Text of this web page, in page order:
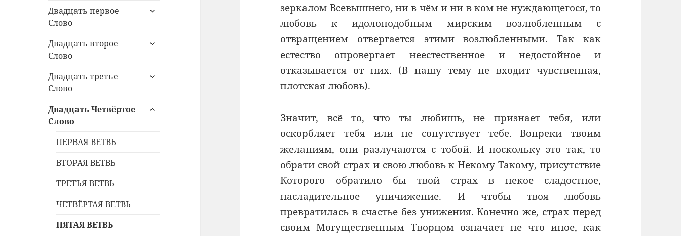
меню
Двадцать первое
Слово
раскрыть
Двадцать второе
Слово
раскрыть
Двадцать третье
Слово
раскрыть
Двадцать Четвёртое
Слово
раскрыть
ПЕРВАЯ ВЕТВЬ
ВТОРАЯ ВЕТВЬ
ТРЕТЬЯ ВЕТВЬ
ЧЕТВЁРТАЯ ВЕТВЬ
ПЯТАЯ ВЕТВЬ
зеркалом Всевышнего, ни в чём и ни в ком не нуждающегося, то
любовь к идолоподобным мирским возлюбленным с
отвращением отвергается этими возлюбленными. Так как
естество опровергает неестественное и недостойное и
отказывается от них. (В нашу тему не входит чувственная,
плотская любовь).
Значит, всё то, что ты любишь, не признает тебя, или
оскорбляет тебя или не сопутствует тебе. Вопреки твоим
желаниям, они разлучаются с тобой. И поскольку это так, то
обрати свой страх и свою любовь к Некому Такому, присутствие
Которого обратило бы твой страх в некое сладостное,
насладительное уничижение. И чтобы твоя любовь
превратилась в счастье без унижения. Конечно же, страх перед
своим Могущественным Творцом означает не что иное, как